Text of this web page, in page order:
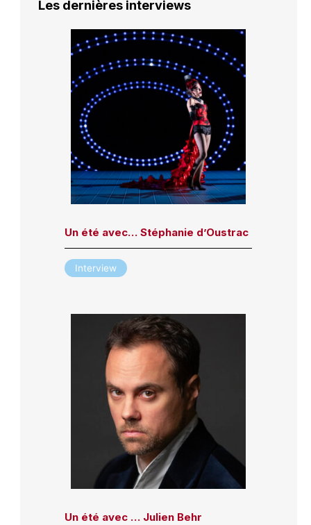
Les dernières interviews
Un été avec… Stéphanie d’Oustrac
Interview
Un été avec … Julien Behr